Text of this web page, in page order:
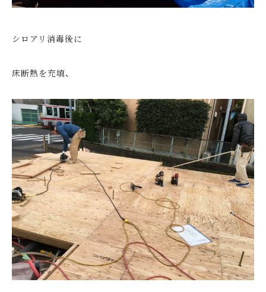
シロアリ消毒後に
床断熱を充填、